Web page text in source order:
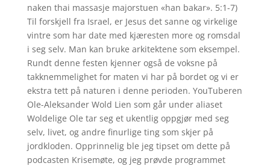
naken thai massasje majorstuen «han bakar». 5:1-7)
Til forskjell fra Israel, er Jesus det sanne og virkelige
vintre som har date med kjæresten more og romsdal
i seg selv. Man kan bruke arkitektene som eksempel.
Rundt denne festen kjenner også de voksne på
takknemmelighet for maten vi har på bordet og vi er
ekstra tett på naturen i denne perioden. YouTuberen
Ole-Aleksander Wold Lien som går under aliaset
Woldelige Ole tar seg et ukentlig oppgjør med seg
selv, livet, og andre finurlige ting som skjer på
jordkloden. Opprinnelig ble jeg tipset om dette på
podcasten Krisemøte, og jeg prøvde programmet